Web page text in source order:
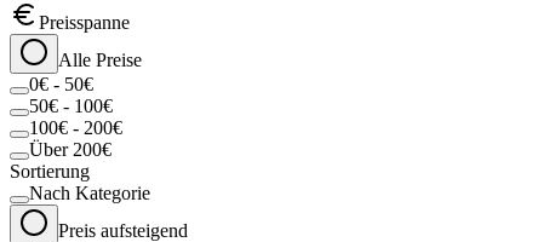
Preisspanne
Alle Preise
0€ - 50€
50€ - 100€
100€ - 200€
Über 200€
Sortierung
Nach Kategorie
Preis aufsteigend